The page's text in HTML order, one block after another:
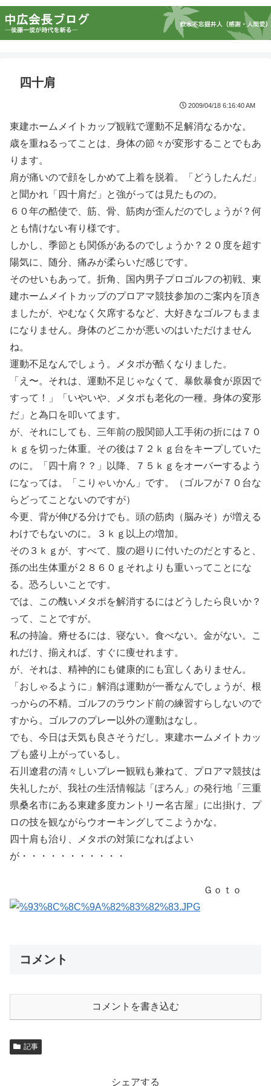
四十肩
2009/04/18 6:16:40 AM
東建ホームメイトカップ観戦で運動不足解消なるかな。
歳を重ねるってことは、身体の節々が変形することでもあ
ります。
肩が痛いので顔をしかめて上着を脱着。「どうしたんだ」
と聞かれ「四十肩だ」と強がっては見たものの。
６０年の酷使で、筋、骨、筋肉が歪んだのでしょうが？何
とも情けない有り様です。
しかし、季節とも関係があるのでしょうか？２０度を超す
陽気に、随分、痛みが柔らいだ感じです。
そのせいもあって。折角、国内男子プロゴルフの初戦、東
建ホームメイトカップのプロアマ競技参加のご案内を頂き
ましたが、やむなく欠席するなど、大好きなゴルフもまま
になりません。身体のどこかが悪いのはいただけません
ね。
運動不足なんでしょう。メタポが酷くなりました。
「え〜。それは、運動不足じゃなくて、暴飲暴食が原因で
すって！」「いやいや、メタポも老化の一種。身体の変形
だ」と為口を叩いてます。
が、それにしても、三年前の股関節人工手術の折には７０
ｋｇを切った体重。その後は７２ｋｇ台をキープしていた
のに。「四十肩？？」以降、７５ｋｇをオーバーするよう
になっては。「こりゃいかん」です。（ゴルフが７０台な
らどってことないのですが）
今更、背が伸びる分けでも。頭の筋肉（脳みそ）が増える
わけでもないのに。３ｋｇ以上の増加。
その３ｋｇが、すべて、腹の廻りに付いたのだとすると、
孫の出生体重が２８６０ｇそれよりも重いってことにな
る。恐ろしいことです。
では、この醜いメタポを解消するにはどうしたら良いか？
って、ことですが。
私の持論。瘠せるには、寝ない。食べない。金がない。こ
れだけ、揃えれば、すぐに痩せれます。
が、それは、精神的にも健康的にも宜しくありません。
「おしゃるように」解消は運動が一番なんでしょうが、根
っからの不精。ゴルフのラウンド前の練習すらしないので
すから。ゴルフのプレー以外の運動はなし。
でも、今日は天気も良さそうだし。東建ホームメイトカッ
プも盛り上がっているし。
石川遼君の清々しいプレー観戦も兼ねて、プロアマ競技は
失礼したが、我社の生活情報誌「ぽろん」の発行地「三重
県桑名市にある東建多度カントリー名古屋」に出掛け、プ
ロの技を観ながらウオーキングしてこようかな。
四十肩も治り、メタポの対策になればよい
が・・・・・・・・・・・
Ｇｏｔｏ
コメント
コメントを書き込む
記事
シェアする